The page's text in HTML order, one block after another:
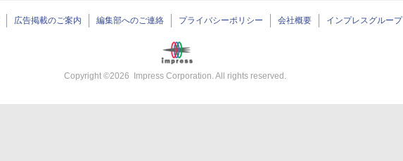
広告掲載のご案内 編集部へのご連絡 プライバシーポリシー 会社概要 インプレスグループ
Copyright ©2026 Impress Corporation. All rights reserved.